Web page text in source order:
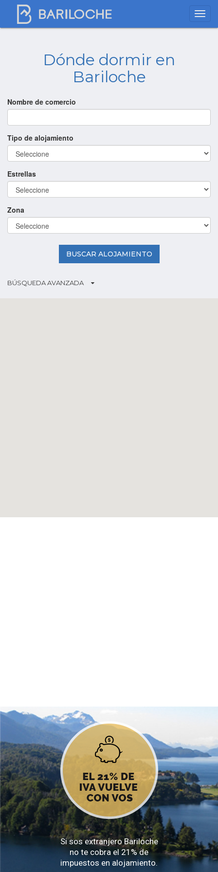
Dónde dormir en
Bariloche
Nombre de comercio
Tipo de alojamiento
Estrellas
Zona
BUSCAR ALOJAMIENTO
BÚSQUEDA AVANZADA
Si sos extranjero Bariloche
no te cobra el 21% de
impuestos en alojamiento.